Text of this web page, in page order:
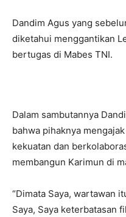
Dandim Agus yang
diketahui menggantikan
bertugas di Mabes TNI.
Dalam sambutannya
bahwa pihaknya
kekuatan dan
membangun Karimun di
“Dimata Saya, wartawan
Saya, Saya keterbatasan